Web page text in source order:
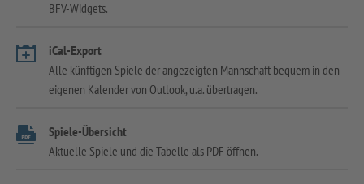
BFV-Widgets.
iCal-Export
Alle künftigen Spiele der angezeigten Mannschaft bequem in den
eigenen Kalender von Outlook, u.a. übertragen.
Spiele-Übersicht
Aktuelle Spiele und die Tabelle als PDF öffnen.